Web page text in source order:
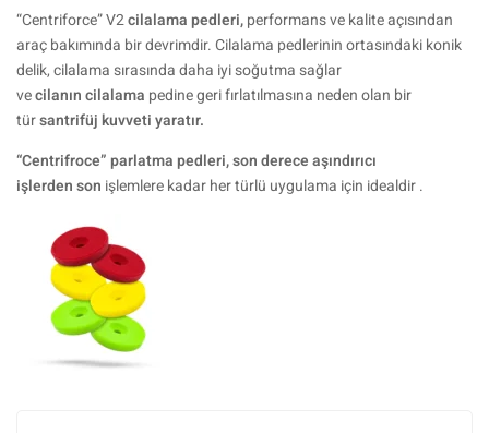
“Centriforce” V2cilalama pedleri,performans ve kalite açısından
araç bakımında bir devrimdir. Cilalama pedlerinin ortasındaki konik
delik, cilalama sırasında daha iyi soğutma sağlar
vecilanıncilalama pedine geri fırlatılmasına neden olan bir
türsantrifüj kuvveti yaratır.
“Centrifroce” parlatma pedleri, son derece aşındırıcı
işlerdenson işlemlere kadar her türlü uygulama için idealdir .